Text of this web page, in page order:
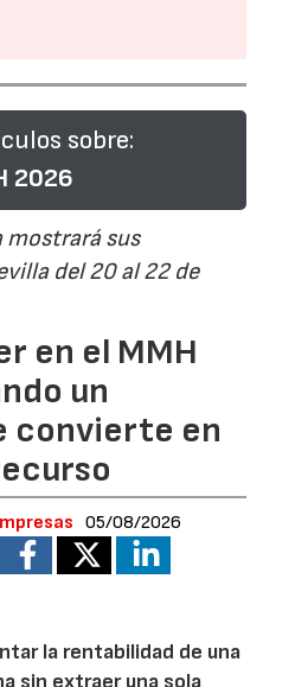
sobre:
2026
mostrará sus
del 20 al 22 de
en el MMH
un
convierte en
05/08/2026
la rentabilidad de una
sin extraer una sola